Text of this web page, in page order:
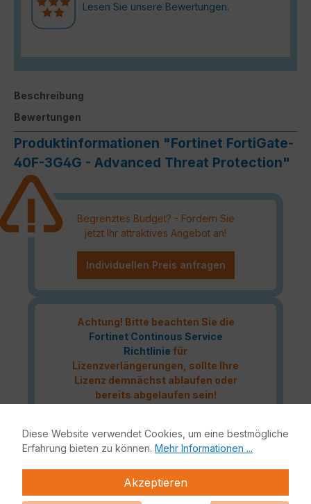
Lesen Sie unsere Bewertungen.
Beschreibung
Bewertungen
Produktinformationen "Fortinet FortiGate-
40F-3G4G - Advanced Threat Protection"
Begrenztes Budget? - Fordern Sie
jetzt Ihr attraktives Angebot an!
Individuellen Preis anfragen
Achtung! Bitte beachten Sie die
Fortinet Continous Service
Richtlinie für
Lizenzverlängerungen, sollte Ihre
Lizenz demnächst ablaufen oder
bereits abgelaufen sein!
Das Fortinet Advanced Thread Protection Lizenzbundle
liefert eine vollumfängliche Netzwerksicherheit für Ihre IT-
Infrastruktur. Bestandteile dieses Bundles sind neben
FortiCare 24x7 Support auch Application Control, Intrusion
Diese Website verwendet Cookies, um eine bestmögliche
Erfahrung bieten zu können. Mehr Informationen ...
Akzeptieren